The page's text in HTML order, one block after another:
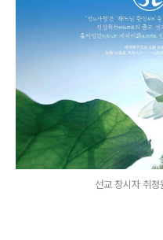
선교 창시자 취